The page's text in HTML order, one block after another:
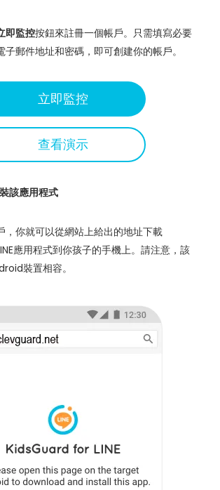
即監控按鈕來註冊一個帳戶。只需填寫必要
子郵件地址和密碼，即可創建你的帳戶。
立即監控
查看演示
該應用程式
，你就可以從網站上給出的地址下載
應用程式到你孩子的手機上。請注意，該
裝置相容。